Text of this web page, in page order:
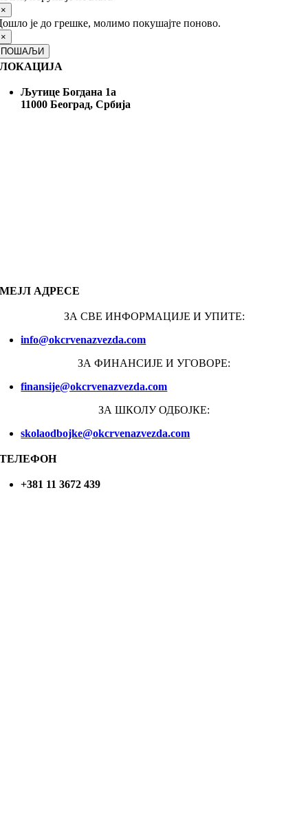
×
је до грешке, молимо покушајте поново.
×
ПОШАЉИ
ЛОКАЦИЈА
Љутице Богдана 1а
11000 Београд, Србија
МЕЈЛ АДРЕСЕ
ЗА СВЕ ИНФОРМАЦИЈЕ И УПИТЕ:
info@okcrvenazvezda.com
ЗА ФИНАНСИЈЕ И УГОВОРЕ:
finansije@okcrvenazvezda.com
ЗА ШКОЛУ ОДБОЈКЕ:
skolaodbojke@okcrvenazvezda.com
ТЕЛЕФОН
+381 11 3672 439